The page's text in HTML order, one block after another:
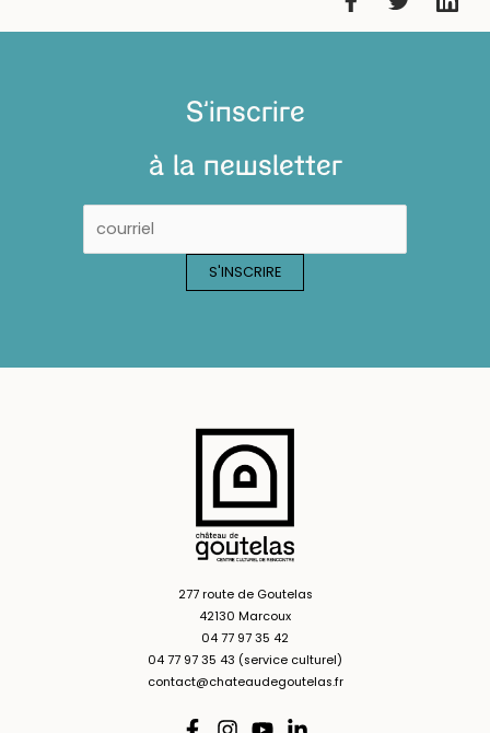
S'inscrire
à la newsletter
277 route de Goutelas
42130 Marcoux
04 77 97 35 42
04 77 97 35 43 (service culturel)
contact@chateaudegoutelas.fr